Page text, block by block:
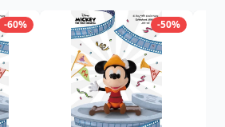
-60% -50%